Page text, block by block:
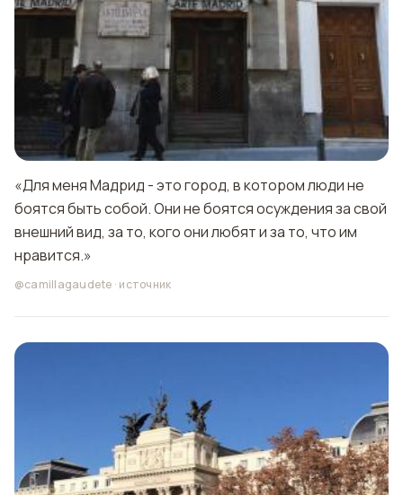
«Для меня Мадрид - это город, в котором люди не
боятся быть собой. Они не боятся осуждения за свой
внешний вид, за то, кого они любят и за то, что им
нравится.»
@camillagaudete · источник